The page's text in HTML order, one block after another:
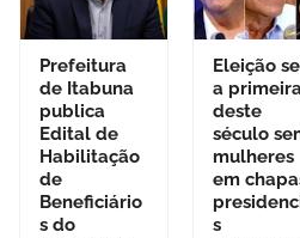
Prefeitura
de Itabuna
publica
Edital de
Habilitação
de
Beneficiário
s do
Eleição
a
deste
século
mulheres
em
s